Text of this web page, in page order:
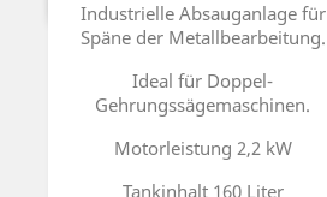
Industrielle Absauganlage für
Späne der Metallbearbeitung.
Ideal für Doppel-
Gehrungssägemaschinen.
Motorleistung 2,2 kW
Tankinhalt 160 Liter